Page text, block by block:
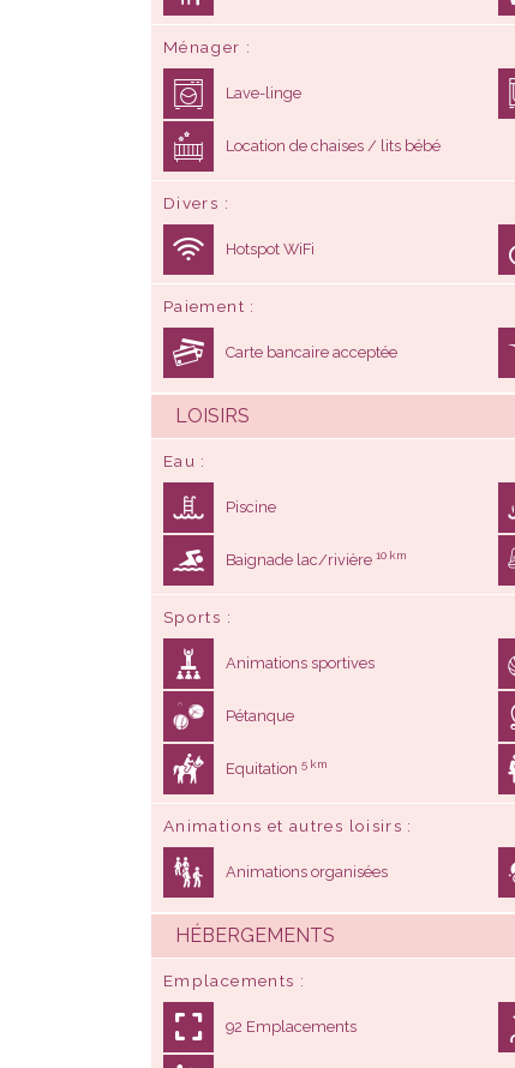
Ménager
Lave-linge
Location de chaises / lits bébé
Divers
Hotspot WiFi
Paiement
Carte bancaire acceptée
LOISIRS
Eau
Piscine
Baignade lac/rivière 10 km
Sports
Animations sportives
Pétanque
Equitation 5 km
Animations et autres loisirs
Animations organisées
HÉBERGEMENTS
Emplacements
92 Emplacements